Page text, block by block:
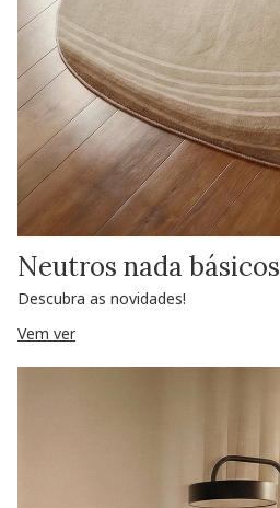
Neutros nada básicos
Descubra as novidades!
Vem ver